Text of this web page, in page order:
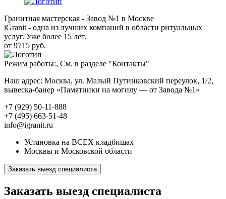
Гранитная мастерская - Завод №1 в Москве
iGranit - одна из лучших компаний в области ритуальных
услуг. Уже более 15 лет.
от 9715 руб.
Режим работы:, См. в разделе "Контакты"
Наш адрес: Москва, ул. Малый Путинковский переулок, 1/2,
вывеска-банер «Памятники на могилу — от Завода №1»
+7 (929) 50-11-888
+7 (495) 663-51-48
info@igranit.ru
Установка на ВСЕХ кладбищах
Москвы и Московской области
Заказать выезд специалиста
Заказать выезд специалиста